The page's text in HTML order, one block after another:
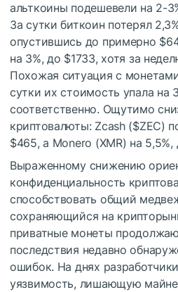
альткоины подешевели на 2-
За сутки биткоин потерял
опустившись до примерно
на 3%, до $1733, хотя за
Похожая ситуация с монетами
сутки их стоимость упала на
соответственно. Ощутимо
криптовалюты: Zcash ($ZEC)
$465, а Monero (XMR) на
Выраженному снижению
конфиденциальность
способствовать общий
сохраняющийся на
приватные монеты
последствия недавно
ошибок. На днях
уязвимость, лишающую